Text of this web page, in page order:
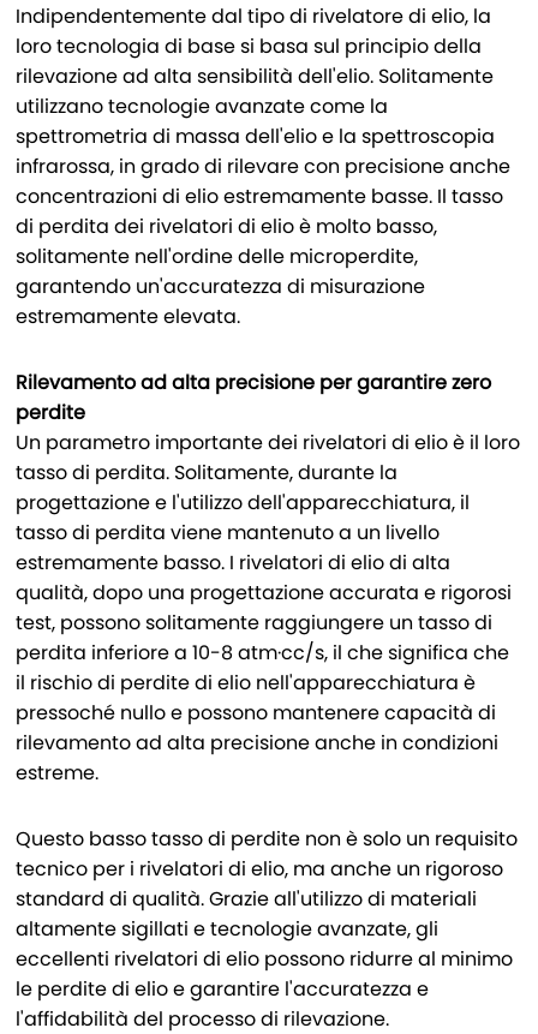
Indipendentemente dal tipo di rivelatore di elio, la
loro tecnologia di base si basa sul principio della
rilevazione ad alta sensibilità dell'elio. Solitamente
utilizzano tecnologie avanzate come la
spettrometria di massa dell'elio e la spettroscopia
infrarossa, in grado di rilevare con precisione anche
concentrazioni di elio estremamente basse. Il tasso
di perdita dei rivelatori di elio è molto basso,
solitamente nell'ordine delle microperdite,
garantendo un'accuratezza di misurazione
estremamente elevata.
Rilevamento ad alta precisione per garantire zero
perdite
Un parametro importante dei rivelatori di elio è il loro
tasso di perdita. Solitamente, durante la
progettazione e l'utilizzo dell'apparecchiatura, il
tasso di perdita viene mantenuto a un livello
estremamente basso. I rivelatori di elio di alta
qualità, dopo una progettazione accurata e rigorosi
test, possono solitamente raggiungere un tasso di
perdita inferiore a 10-8 atm·cc/s, il che significa che
il rischio di perdite di elio nell'apparecchiatura è
pressoché nullo e possono mantenere capacità di
rilevamento ad alta precisione anche in condizioni
estreme.
Questo basso tasso di perdite non è solo un requisito
tecnico per i rivelatori di elio, ma anche un rigoroso
standard di qualità. Grazie all'utilizzo di materiali
altamente sigillati e tecnologie avanzate, gli
eccellenti rivelatori di elio possono ridurre al minimo
le perdite di elio e garantire l'accuratezza e
l'affidabilità del processo di rilevazione.